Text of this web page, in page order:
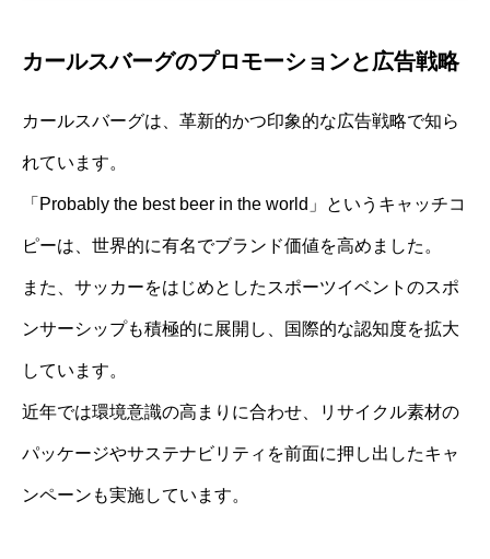
カールスバーグのプロモーションと広告戦略
カールスバーグは、革新的かつ印象的な広告戦略で知ら
れています。
「Probably the best beer in the world」というキャッチコ
ピーは、世界的に有名でブランド価値を高めました。
また、サッカーをはじめとしたスポーツイベントのスポ
ンサーシップも積極的に展開し、国際的な認知度を拡大
しています。
近年では環境意識の高まりに合わせ、リサイクル素材の
パッケージやサステナビリティを前面に押し出したキャ
ンペーンも実施しています。